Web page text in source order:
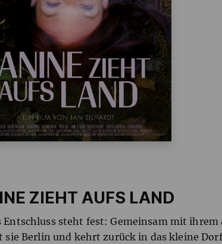
ZIEHT AUFS LAND
Entschluss steht fest: Gemeinsam mit
sie Berlin und kehrt zurück in das kleine